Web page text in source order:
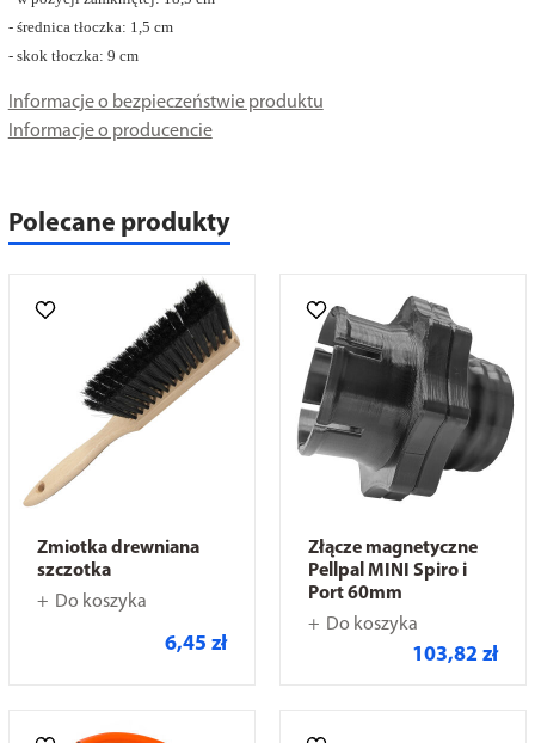
- średnica tłoczka: 1,5 cm
- skok tłoczka: 9 cm
Informacje o bezpieczeństwie produktu
Informacje o producencie
Polecane produkty
Zmiotka drewniana
szczotka
Do koszyka
6,45 zł
Złącze magnetyczne
Pellpal MINI Spiro i
Port 60mm
Do koszyka
103,82 zł